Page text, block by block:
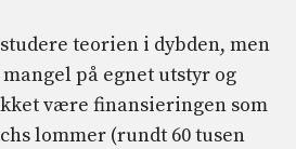
teorien i dybden, men
på egnet utstyr og
være finansieringen som
lommer (rundt 60 tusen